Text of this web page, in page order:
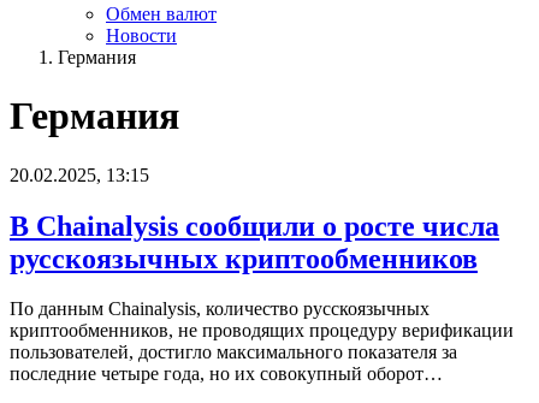
Обмен валют
Новости
Германия
Германия
20.02.2025, 13:15
В Chainalysis сообщили о росте числа
русскоязычных криптообменников
По данным Chainalysis, количество русскоязычных
криптообменников, не проводящих процедуру верификации
пользователей, достигло максимального показателя за
последние четыре года, но их совокупный оборот…